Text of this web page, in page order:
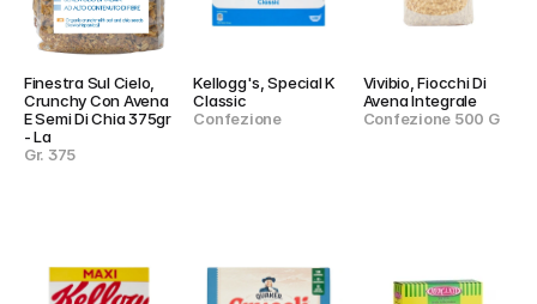
Finestra Sul Cielo,
Crunchy Con Avena
E Semi Di Chia 375gr
- La
Gr. 375
Kellogg's, Special K
Classic
Confezione
Vivibio, Fiocchi Di
Avena Integrale
Confezione 500 G